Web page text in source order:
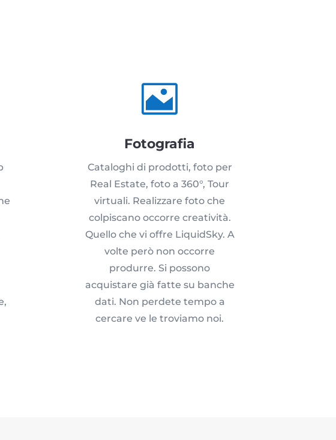

Fotografia
Cataloghi di prodotti, foto per
Real Estate, foto a 360°, Tour
virtuali. Realizzare foto che
colpiscano occorre creatività.
Quello che vi offre LiquidSky. A
volte però non occorre
produrre. Si possono
acquistare già fatte su banche
dati. Non perdete tempo a
cercare ve le troviamo noi.